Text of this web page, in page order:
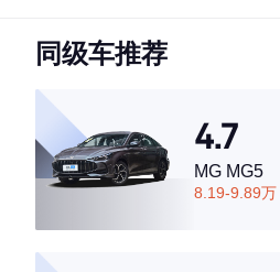
4.41
·外观表现一般，低于60%同级车
·内饰表现一般，低于85%同级车
·空间表现较为优秀，优于79%同级车
同级车推荐
4.7
MG MG5
8.19-9.89万